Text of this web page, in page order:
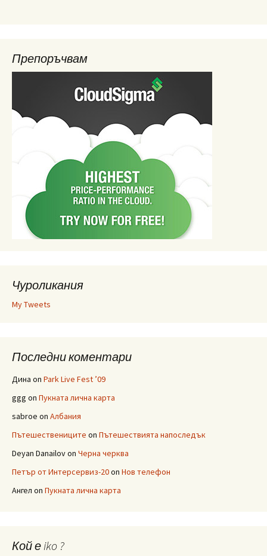
Препоръчвам
Чуроликания
My Tweets
Последни коментари
Дина on Park Live Fest ’09
ggg on Пукната лична карта
sabroe on Албания
Пътешествениците on Пътешествията напоследък
Deyan Danailovon Черна черква
Петър от Интерсервиз-20on Нов телефон
Ангел on Пукната лична карта
Кой е iko ?